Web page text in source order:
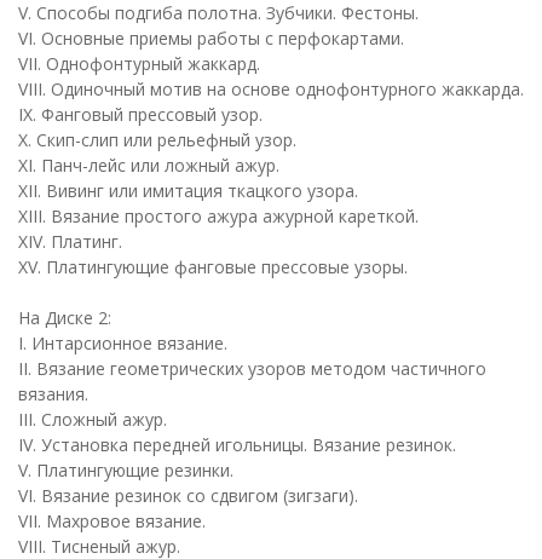
V. Способы подгиба полотна. Зубчики. Фестоны.
VI. Основные приемы работы с перфокартами.
VII. Однофонтурный жаккард.
VIII. Одиночный мотив на основе однофонтурного жаккарда.
IX. Фанговый прессовый узор.
Х. Скип-слип или рельефный узор.
ХI. Панч-лейс или ложный ажур.
ХII. Вивинг или имитация ткацкого узора.
ХIII. Вязание простого ажура ажурной кареткой.
ХIV. Платинг.
XV. Платингующие фанговые прессовые узоры.
На Диске 2:
I. Интарсионное вязание.
II. Вязание геометрических узоров методом частичного
вязания.
III. Сложный ажур.
IV. Установка передней игольницы. Вязание резинок.
V. Платингующие резинки.
VI. Вязание резинок со сдвигом (зигзаги).
VII. Махровое вязание.
VIII. Тисненый ажур.